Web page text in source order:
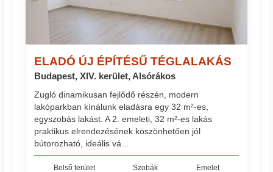
ELADÓ ÚJ ÉPÍTÉSŰ TÉGLALAKÁS
Budapest, XIV. kerület, Alsórákos
Zugló dinamikusan fejlődő részén, modern
lakóparkban kínálunk eladásra egy 32 m²-es,
egyszobás lakást. A 2. emeleti, 32 m²-es lakás
praktikus elrendezésének köszönhetően jól
bútorozható, ideális vá...
Belső terület Szobák Emelet